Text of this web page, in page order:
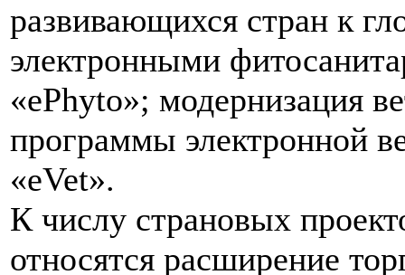
развивающихся стран к
электронными
«ePhyto»; модернизация
программы электронной
«eVet».
К числу страновых
относятся расширение